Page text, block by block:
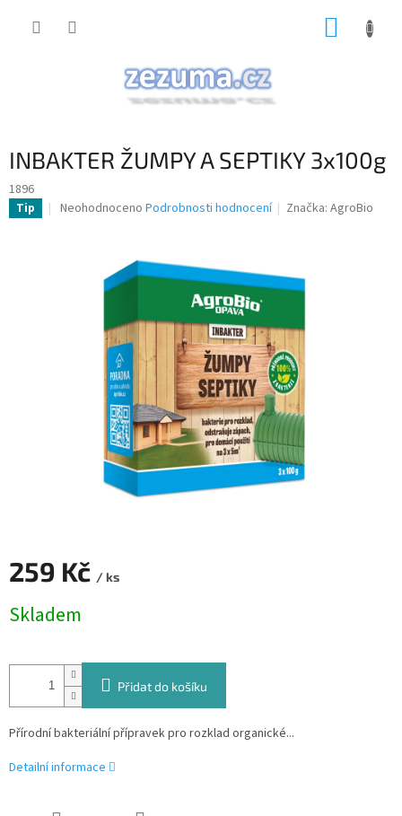
INBAKTER ŽUMPY A SEPTIKY 3x100g
1896
Tip
Průměrné
hvězdiček.
Neohodnoceno Podrobnosti hodnocení Značka:AgroBio
259 Kč / ks
cena:
Skladem
Přidat do košíku
Přírodní bakteriální přípravek pro rozklad organické...
Detailní informace